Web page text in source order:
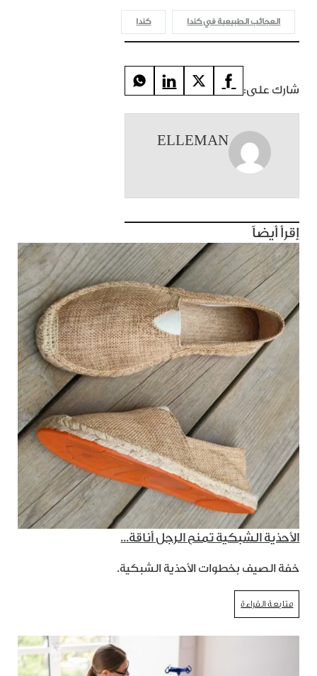
العجائب الطبيعية في كندا كندا
شارك على:
ELLEMAN
إقرأ أيضاً
الأحذية الشبكية تمنح الرجل أناقة...
خفة الصيف بخطوات الأحذية الشبكية.
متابعة القراءة